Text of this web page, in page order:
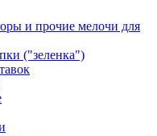
и прочие мелочи для
("зеленка")